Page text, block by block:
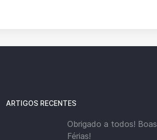
ARTIGOS RECENTES
Obrigado a todos! Boas
Férias!